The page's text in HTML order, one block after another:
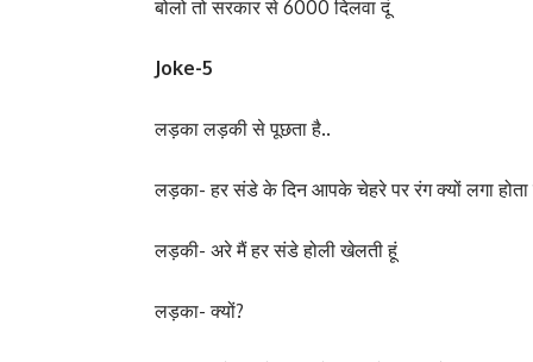
बोलो तो सरकार से 6000 दिलवा दूं
Joke-5
लड़का लड़की से पूछता है..
लड़का- हर संडे के दिन आपके चेहरे पर रंग क्यों लगा होता
लड़की- अरे मैं हर संडे होली खेलती हूं
लड़का- क्यों?